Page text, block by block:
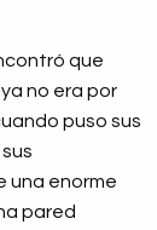
que
no era por
puso sus
una enorme
pared